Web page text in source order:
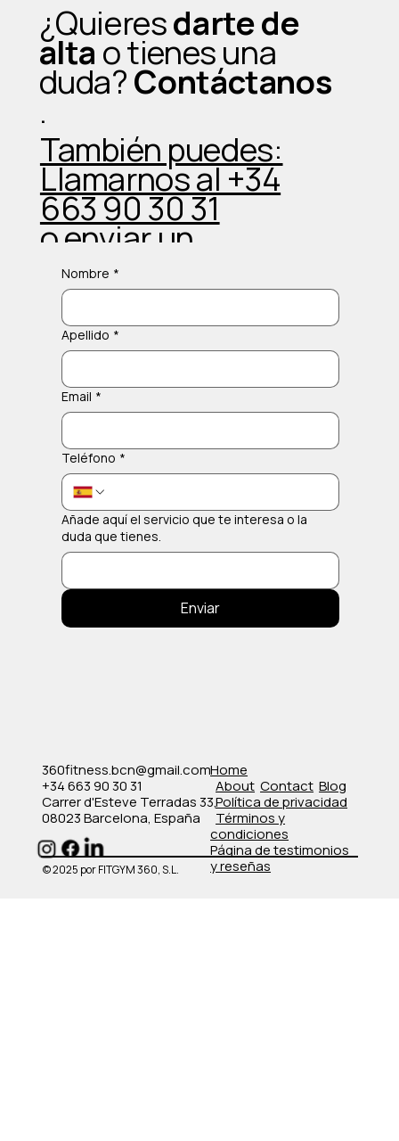
la experiencia
¿Quieresdarte de
alta o tienes una
duda?Contáctanos
.
También puedes:
Llamarnos al +34
663 90 30 31
o enviar un
Whatsapp
Nombre *
Apellido *
Email *
Teléfono *
Añade aquí el servicio que te interesa o la
duda que tienes.
Enviar
360fitness.bcn@gmail.com
+34 663 90 30 31
Carrer d'Esteve Terradas 33,
08023 Barcelona, España
Home
About Contact Blog
Política de privacidad
​Términos y
condiciones
​Página de testimonios
y reseñas
© 2025 por FITGYM 360, S.L.